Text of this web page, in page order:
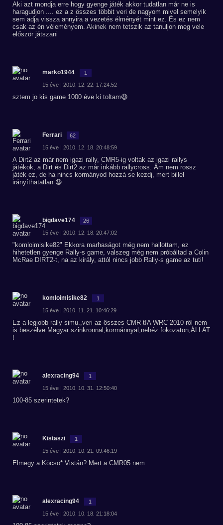
Aki azt mondja erre hogy gyenge játék akkor tudatlan már ne is
haragudjon .... ez a z összes többit veri de nagyom mivel semelyik
sem adja vissza annyira a vezetés élményét mint ez. És ez nem
csak az én véleményem. Akinek nem tetszik az tanuljon meg vele
először játszani
marko1944 1
15 éve | 2010. 12. 22. 17:24:52
sztem jo kis game 1000 éve ki toltam😆
Ferrari 62
15 éve | 2010. 12. 18. 20:48:59
A Dirt2 az már nem igazi rally, CMR5-ig voltak az igazi rallys
játékok, a Dirt és Dirt2 az már inkább rallycross. Ám nem rossz
játék ez, de ha nincs kormányod hozzá se kezdj, mert billel
irányíthatatlan 😆
bigdave174 26
15 éve | 2010. 12. 18. 20:47:02
"komloimisike82" Ekkora marhaságot még nem hallottam, ez
hihetetlen gyenge Rally-s game, valszeg még nem próbáltad a Colin
McRae DIRT2-t, na az király, attól nincs jobb Rally-s game az tuti!
komloimisike82 1
15 éve | 2010. 11. 21. 10:46:29
Ez a legjobb rally simu.,veri az összes CMR-t!A WRC 2010-ről nem
is beszélve.Magyar szinkronnal,kormánnyal,nehéz fokozaton,ÁLLAT
!
alexracing94 1
15 éve | 2010. 10. 31. 12:50:40
100-85 szerintetek?
Kistaszi 1
15 éve | 2010. 10. 21. 09:46:19
Elmegy a Köcsö* Vistán? Mert a CMR05 nem
alexracing94 1
15 éve | 2010. 10. 18. 21:18:04